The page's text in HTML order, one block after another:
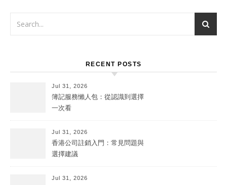
RECENT POSTS
Jul 31, 2026
簿記服務懶人包：從認識到選擇
一次看
Jul 31, 2026
香港公司註銷入門：常見問題與
選擇建議
Jul 31, 2026